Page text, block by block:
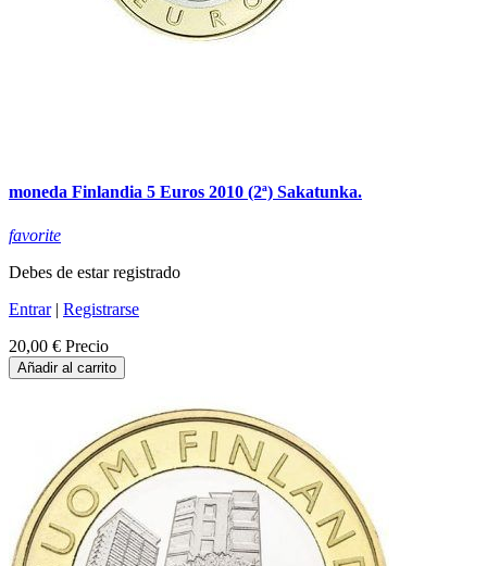
moneda Finlandia 5 Euros 2010 (2ª) Sakatunka.
favorite
Debes de estar registrado
Entrar| Registrarse
20,00 € Precio
Añadir al carrito